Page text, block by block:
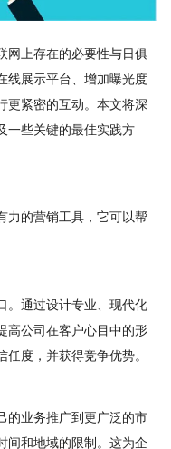
网上存在的必要性与日俱
线展示平台、增加曝光度
更紧密的互动。本文将深
一些关键的最佳实践方
力的营销工具，它可以帮
。通过设计专业、现代化
高公司在客户心目中的形
度，并获得竞争优势。
的业务推广到更广泛的市
间和地域的限制。这为企